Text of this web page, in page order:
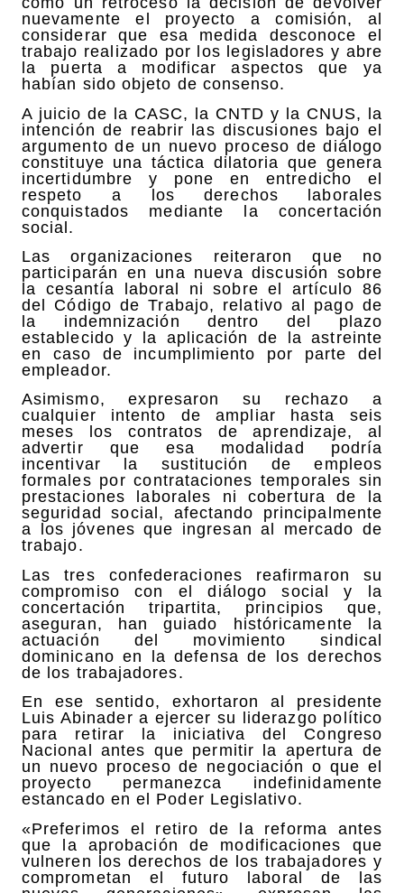
nuevamente el proyecto a comisión, al
considerar que esa medida desconoce el
trabajo realizado por los legisladores y abre
la puerta a modificar aspectos que ya
habían sido objeto de consenso.
A juicio de la CASC, la CNTD y la CNUS, la
intención de reabrir las discusiones bajo el
argumento de un nuevo proceso de diálogo
constituye una táctica dilatoria que genera
incertidumbre y pone en entredicho el
respeto a los derechos laborales
conquistados mediante la concertación
social.
Las organizaciones reiteraron que no
participarán en una nueva discusión sobre
la cesantía laboral ni sobre el artículo 86
del Código de Trabajo, relativo al pago de
la indemnización dentro del plazo
establecido y la aplicación de la astreinte
en caso de incumplimiento por parte del
empleador.
Asimismo, expresaron su rechazo a
cualquier intento de ampliar hasta seis
meses los contratos de aprendizaje, al
advertir que esa modalidad podría
incentivar la sustitución de empleos
formales por contrataciones temporales sin
prestaciones laborales ni cobertura de la
seguridad social, afectando principalmente
a los jóvenes que ingresan al mercado de
trabajo.
Las tres confederaciones reafirmaron su
compromiso con el diálogo social y la
concertación tripartita, principios que,
aseguran, han guiado históricamente la
actuación del movimiento sindical
dominicano en la defensa de los derechos
de los trabajadores.
En ese sentido, exhortaron al presidente
Luis Abinader a ejercer su liderazgo político
para retirar la iniciativa del Congreso
Nacional antes que permitir la apertura de
un nuevo proceso de negociación o que el
proyecto permanezca indefinidamente
estancado en el Poder Legislativo.
«Preferimos el retiro de la reforma antes
que la aprobación de modificaciones que
vulneren los derechos de los trabajadores y
comprometan el futuro laboral de las